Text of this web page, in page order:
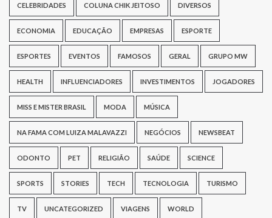
CELEBRIDADES COLUNA CHIK JEITOSO DIVERSOS
ECONOMIA EDUCAÇÃO EMPRESAS ESPORTE
ESPORTES EVENTOS FAMOSOS GERAL GRUPO MW
HEALTH INFLUENCIADORES INVESTIMENTOS JOGADORES
MISS E MISTER BRASIL MODA MÚSICA
NA FAMA COM LUIZA MALAVAZZI NEGÓCIOS NEWSBEAT
ODONTO PET RELIGIÃO SAÚDE SCIENCE
SPORTS STORIES TECH TECNOLOGIA TURISMO
TV UNCATEGORIZED VIAGENS WORLD